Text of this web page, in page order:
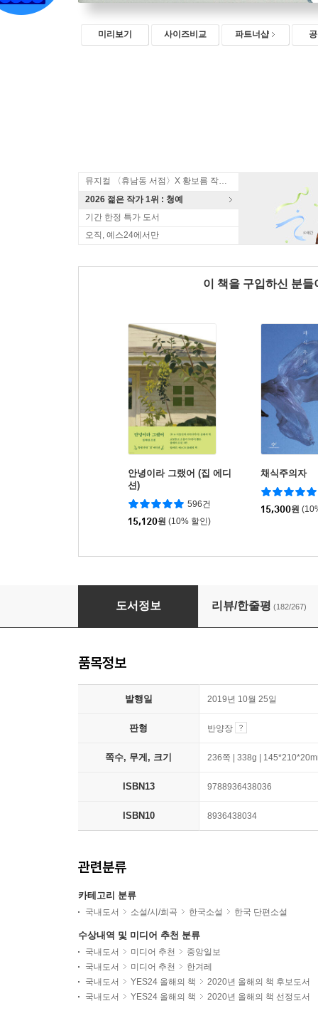
미리보기 사이즈비교 파트너샵
뮤지컬 〈휴남동 서점〉X 황보름 작가 북토크
2026 젊은 작가 1위 : 청예
기간 한정 특가 도서
오직, 예스24에서만
이 책을 구입하신 분
안녕이라 그랬어 (집 에디
션)
596건
15,120원 (10% 할인)
채식주의자
15,300원
일의 기쁨과 슬픔
도서정보 리뷰/한줄평 (182/267)
품목정보
발행일 2019년 10월 25일
판형 반양장
쪽수, 무게, 크기 236쪽 | 338g |
ISBN13 9788936438036
ISBN10 8936438034
관련분류
카테고리 분류
국내도서 소설/시/희곡 한국소설 한국 단편소설
수상내역 및 미디어 추천 분류
국내도서 미디어 추천
중앙일보
국내도서
미디어 추천
한겨레
국내도서
YES24 올해의 책
2020년 올해의 책 후보도서
국내도서
YES24 올해의 책 2020년 올해의 책 선정도서